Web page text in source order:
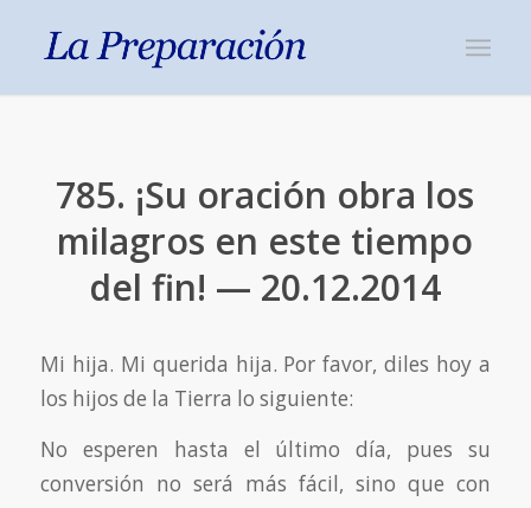
785. ¡Su oración obra los
milagros en este tiempo
del fin! — 20.12.2014
Mi hija. Mi querida hija. Por favor, diles hoy a
los hijos de la Tierra lo siguiente:
No esperen hasta el último día, pues su
conversión no será más fácil, sino que con